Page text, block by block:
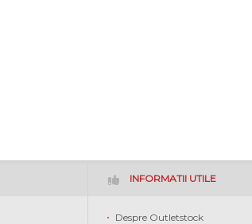
INFORMATII UTILE
Despre Outletstock